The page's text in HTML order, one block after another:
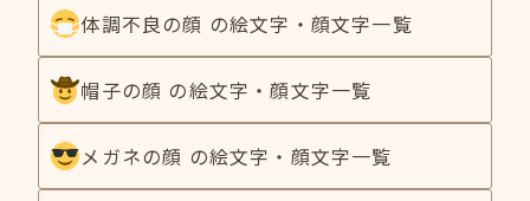
体調不良の顔 の絵文字・顔文字一覧
帽子の顔 の絵文字・顔文字一覧
メガネの顔 の絵文字・顔文字一覧